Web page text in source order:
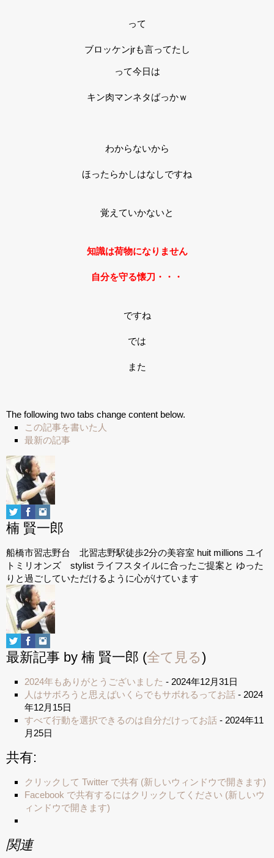
って
ブロッケンjrも言ってたし
って今日は
キン肉マンネタばっかｗ
わからないから
ほったらかしはなしですね
覚えていかないと
知識は荷物になりません
自分を守る懐刀・・・
ですね
では
また
The following two tabs change content below.
この記事を書いた人
最新の記事
楠 賢一郎
船橋市習志野台 北習志野駅徒歩2分の美容室 huit millions ユイ
トミリオンズ stylist ライフスタイルに合ったご提案と ゆった
りと過ごしていただけるように心がけています
最新記事 by 楠 賢一郎 (全て見る)
2024年もありがとうございました - 2024年12月31日
人はサボろうと思えばいくらでもサボれるってお話 - 2024
年12月15日
すべて行動を選択できるのは自分だけってお話 - 2024年11
月25日
共有:
クリックして Twitter で共有 (新しいウィンドウで開きます)
Facebook で共有するにはクリックしてください (新しいウ
ィンドウで開きます)
関連